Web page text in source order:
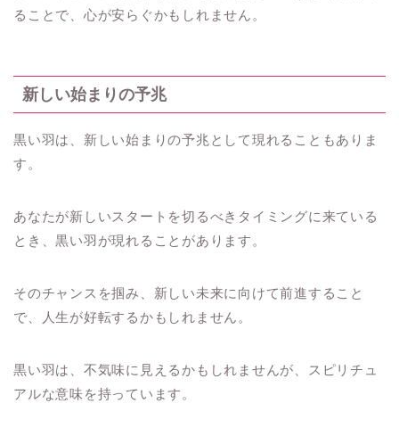
ることで、心が安らぐかもしれません。
新しい始まりの予兆
黒い羽は、新しい始まりの予兆として現れることもありま
す。
あなたが新しいスタートを切るべきタイミングに来ている
とき、黒い羽が現れることがあります。
そのチャンスを掴み、新しい未来に向けて前進すること
で、人生が好転するかもしれません。
黒い羽は、不気味に見えるかもしれませんが、スピリチュ
アルな意味を持っています。